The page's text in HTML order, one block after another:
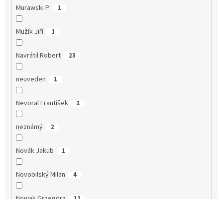
Murawski P. 1
Mužík Jiří 1
Navrátil Robert 23
neuveden 1
Nevoral František 2
neznámý 2
Novák Jakub 1
Novobilský Milan 4